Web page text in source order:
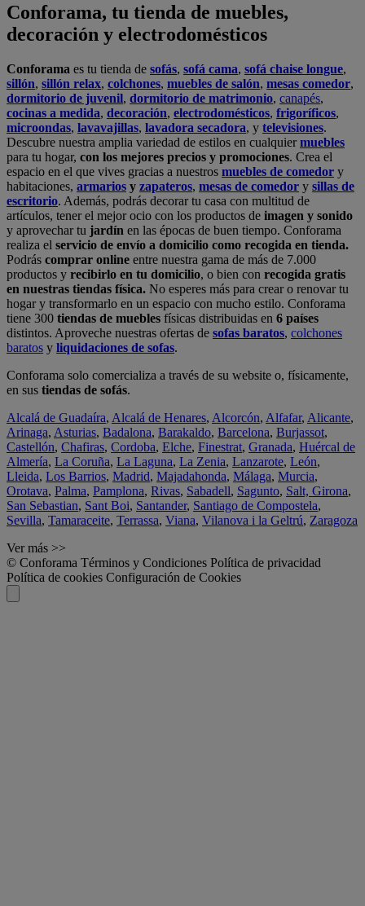
Conforama, tu tienda de muebles,
decoración y electrodomésticos
Conforama es tu tienda de sofás, sofá cama, sofá chaise longue,
sillón, sillón relax, colchones, muebles de salón, mesas comedor,
dormitorio de juvenil, dormitorio de matrimonio, canapés,
cocinas a medida, decoración, electrodomésticos, frigoríficos,
microondas, lavavajillas, lavadora secadora, y televisiones.
Descubre nuestra amplia variedad de estilos en cualquiermuebles
para tu hogar, con los mejores precios y promociones. Crea el
espacio en el que vives gracias a nuestros muebles de comedor y
habitaciones, armarios y zapateros, mesas de comedor y sillas de
escritorio. Además, podrás decorar tu casa con multitud de
artículos, tener el mejor ocio con los productos de imagen y sonido
y aprovechar tu jardín en las épocas de buen tiempo. Conforama
realiza el servicio de envío a domicilio como recogida en tienda.
Podrás comprar online entre nuestra gama de más de 7.000
productos y recibirlo en tu domicilio, o bien con recogida gratis
en nuestras tiendas física. No esperes más para crear o renovar tu
hogar y transformarlo en un espacio con mucho estilo. Conforama
tiene 300 tiendas de muebles físicas distribuidas en 6 países
distintos. Aproveche nuestras ofertas de sofas baratos, colchones
baratos y liquidaciones de sofas.
Conforama solo comercializa a través de su website o, físicamente,
en sus tiendas de sofás.
Alcalá de Guadaíra, Alcalá de Henares, Alcorcón, Alfafar, Alicante,
Arinaga, Asturias, Badalona, Barakaldo, Barcelona, Burjassot,
Castellón, Chafiras, Cordoba, Elche, Finestrat, Granada, Huércal de
Almería, La Coruña, La Laguna, La Zenia, Lanzarote, León,
Lleida, Los Barrios, Madrid, Majadahonda, Málaga, Murcia,
Orotava, Palma, Pamplona, Rivas, Sabadell, Sagunto, Salt, Girona,
San Sebastian, Sant Boi, Santander, Santiago de Compostela,
Sevilla, Tamaraceite, Terrassa, Viana, Vilanova i la Geltrú, Zaragoza
Ver más >>
© Conforama Términos y Condiciones Política de privacidad
Política de cookies Configuración de Cookies